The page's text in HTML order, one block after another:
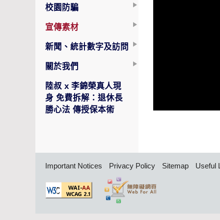
校園防騙
宣傳素材
新聞、統計數字及訪問
關於我們
陸叔 x 李錦榮真人現
身 免費拆解：退休長
勝心法 傳授保本術
Important Notices Privacy Policy Sitemap Useful